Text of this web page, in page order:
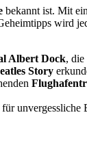
bekannt ist. Mit
wird
Albert Dock, die
Story
unvergessliche